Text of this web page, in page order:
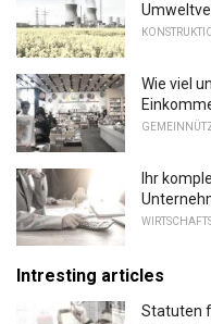
Wie viel
Ihr
Intresting articles
Statuten